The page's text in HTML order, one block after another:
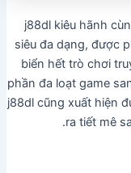
j88dl kiêu hãnh
siêu đa dạng, được
biển hết trò chơi
phần đa loạt game
j88dl cũng xuất hiện
ra tiết mê